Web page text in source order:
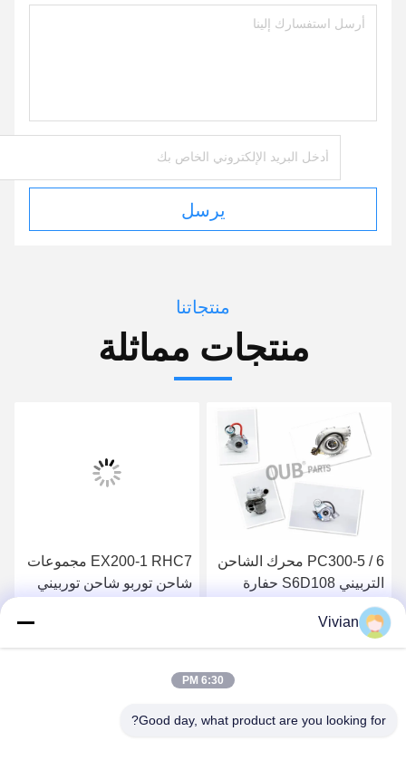
يرسل
منتجاتنا
منتجات مماثلة
PC300-5 / 6 محرك الشاحن
التربيني S6D108 حفارة
الشاحن التربيني
4667040203 6222818210
احصل على أفضل سعر
EX200-1 RHC7 مجموعات
شاحن توربو شاحن توربيني
Vivian
6:30 PM
Good day, what product are you looking for?